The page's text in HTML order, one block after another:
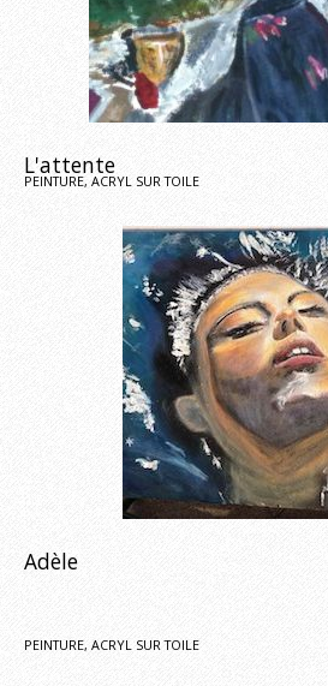
L'attente
PEINTURE, ACRYL SUR TOILE
Adèle
PEINTURE, ACRYL SUR TOILE